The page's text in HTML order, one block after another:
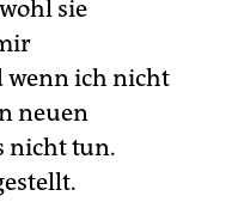
sie
wenn ich nicht
neuen
nicht tun.